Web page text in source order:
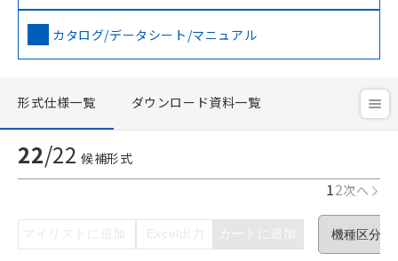
カタログ/データシート/マニュアル
形式仕様一覧 ダウンロード資料一覧
22/22 候補形式
12次へ
マイリストに追加 Excel出力 カートに追加